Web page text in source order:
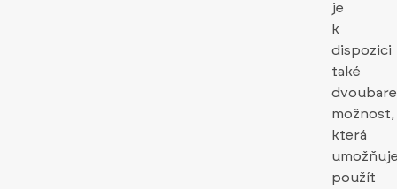
je
k
dispozici
také
možnost,
která
použít